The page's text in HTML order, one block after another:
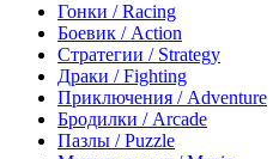
Гонки / Racing
Боевик / Action
Стратегии / Strategy
Драки / Fighting
Приключения / Adventure
Бродилки / Arcade
Пазлы / Puzzle